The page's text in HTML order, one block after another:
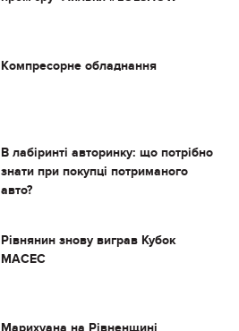
Компресорне обладнання
В лабіринті авторинку: що потрібно
знати при покупці потриманого
авто?
Рівнянин знову виграв Кубок
МАСЕС
Марихуана на Рівненщині